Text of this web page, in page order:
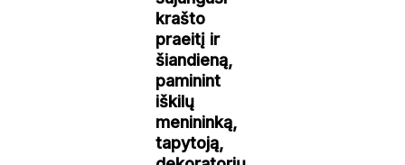
krašto
praeitį ir
šiandieną,
paminint
iškilų
menininką,
tapytoją,